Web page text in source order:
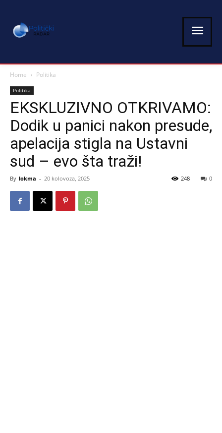
Home Politika
Politika
EKSKLUZIVNO OTKRIVAMO:
Dodik u panici nakon presude,
apelacija stigla na Ustavni
sud – evo šta traži!
By lokma - 20 kolovoza, 2025 0
248